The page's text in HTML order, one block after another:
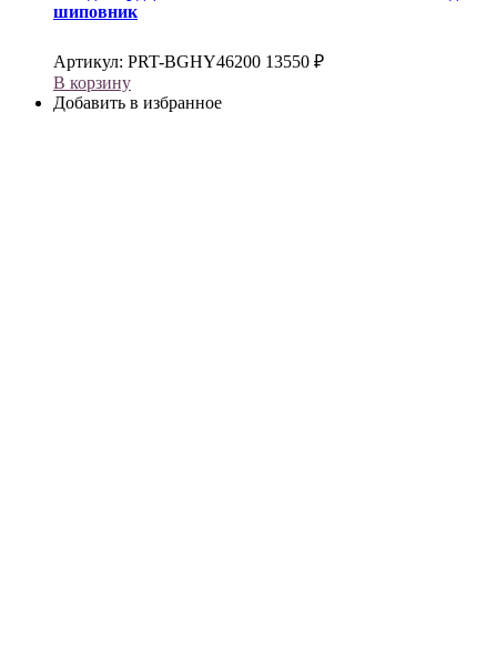
шиповник
Артикул: PRT-BGHY46200 13550 ₽
В корзину
Добавить в избранное